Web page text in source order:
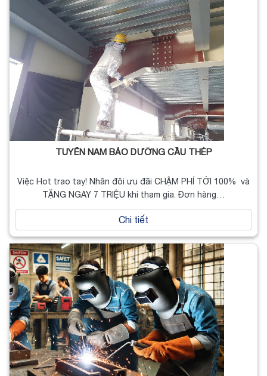
TUYỂN NAM BẢO DƯỠNG CẦU THÉP
Việc Hot trao tay! Nhân đôi ưu đãi CHẬM PHÍ TỚI 100% và
TẶNG NGAY 7 TRIỆU khi tham gia. Đơn hàng…
Chi tiết